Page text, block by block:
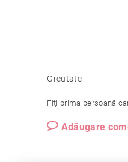
Greutate
Fiţi prima persoană
Adăugare